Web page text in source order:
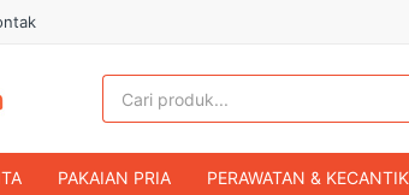
PAKAIAN PRIA PERAWATAN &